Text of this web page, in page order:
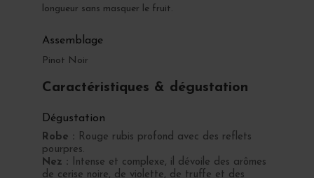
longueur sans masquer le fruit.
Assemblage
Pinot Noir
Caractéristiques & dégustation
Dégustation
Robe : Rouge rubis profond avec des reflets
pourpres.
Nez : Intense et complexe, il dévoile des arômes
de cerise noire, de violette, de truffe et des